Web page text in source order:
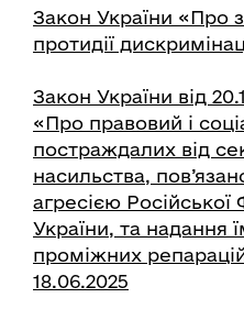
Закон України «Про
протидії
Закон України від
«Про правовий і
постраждалих від
насильства,
агресією Російської
України, та надання
проміжних
18.06.2025